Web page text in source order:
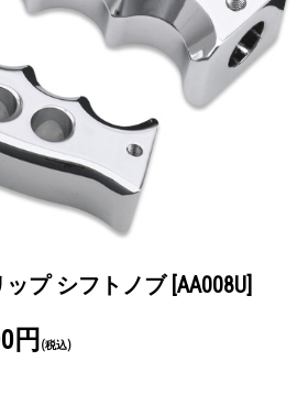
ップ シフトノブ [AA008U]
円 (税込)